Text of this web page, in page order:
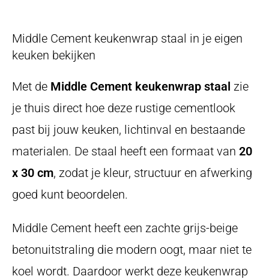
Middle Cement keukenwrap staal in je eigen
keuken bekijken
Met de Middle Cement keukenwrap staal zie
je thuis direct hoe deze rustige cementlook
past bij jouw keuken, lichtinval en bestaande
materialen. De staal heeft een formaat van 20
x 30 cm, zodat je kleur, structuur en afwerking
goed kunt beoordelen.
Middle Cement heeft een zachte grijs-beige
betonuitstraling die modern oogt, maar niet te
koel wordt. Daardoor werkt deze keukenwrap